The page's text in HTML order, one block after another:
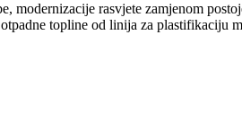
modernizacije rasvjete zamjenom
topline od linija za plastifikaciju